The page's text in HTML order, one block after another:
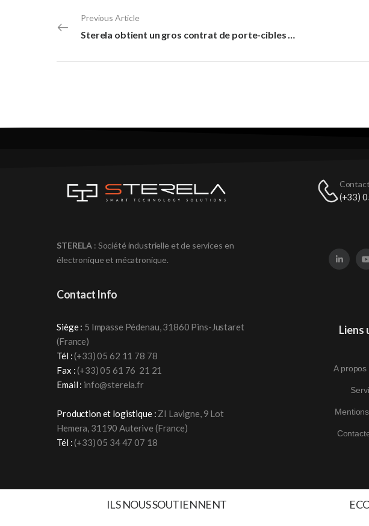
Previous Article
Sterela obtient un gros contrat de porte-cibles militaires
STERELA : Société industrielle et de services en
électronique et mécatronique.
Contact Info
Siège : 5 Impasse Pédenau, 31860 Pins-Justaret
(France)
Tél :(+33)05 62 11 78 78
Fax :(+33) 05 61 76 21 21
Email : info@sterela.fr
Production et logistique : ZI Lavigne, 9 Lot
Hemera, 31190 Auterive (France)
Tél :(+33)05 34 47 07 18
(+33)
Liens
A
ILS NOUS SOUTIENNENT